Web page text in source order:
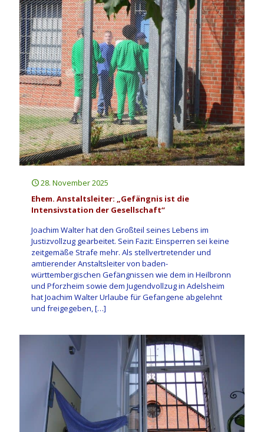
28. November 2025
Ehem. Anstaltsleiter: „Gefängnis ist die
Intensivstation der Gesellschaft“
Joachim Walter hat den Großteil seines Lebens im
Justizvollzug gearbeitet. Sein Fazit: Einsperren sei keine
zeitgemäße Strafe mehr. Als stellvertretender und
amtierender Anstaltsleiter von baden-
württembergischen Gefängnissen wie dem in Heilbronn
und Pforzheim sowie dem Jugendvollzug in Adelsheim
hat Joachim Walter Urlaube für Gefangene abgelehnt
und freigegeben,[…]